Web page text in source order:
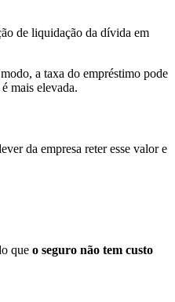
de liquidação da dívida em
a taxa do empréstimo pode
mais elevada.
da empresa reter esse valor e
que o seguro não tem custo